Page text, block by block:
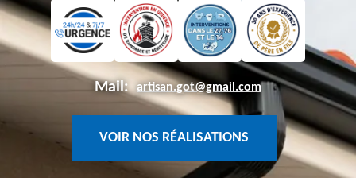
Mail: artisan.got@gmail.com
VOIR NOS RÉALISATIONS